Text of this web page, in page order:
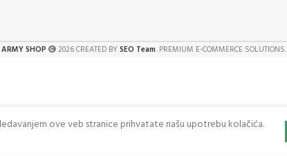
SHOP 2026 CREATED BYSEO Team. PREMIUM E-COMMERCE SOLUTIONS.
ove veb stranice prihvatate našu upotrebu kolačića.